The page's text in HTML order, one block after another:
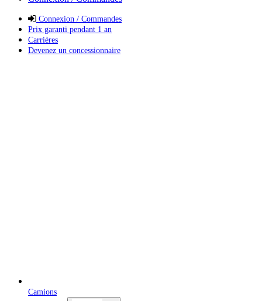
Connexion / Commandes
Prix garanti pendant 1 an
Carrières
Devenez un concessionnaire
Camions